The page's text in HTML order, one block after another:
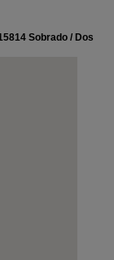
Sobrado / Dos